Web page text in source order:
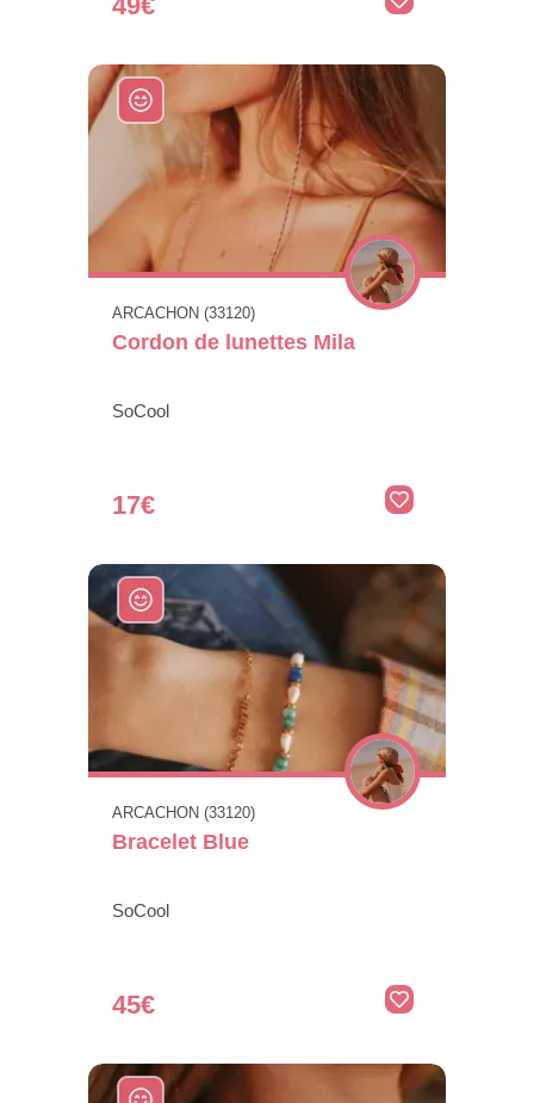
ARCACHON (33120)
Cordon de lunettes Mila
SoCool
17€
ARCACHON (33120)
Bracelet Blue
SoCool
45€